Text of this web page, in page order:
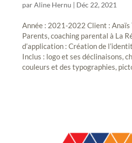
parAline Hernu | Déc 22, 2021
Année : 2021-2022 Client : Anaïs
Parents, coaching parental à La
d’application : Création de
Inclus : logo et ses déclinaisons,
couleurs et des typographies,